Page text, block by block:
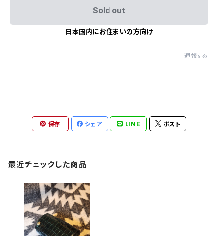
Sold out
日本国内にお住まいの方向け
通報する
保存 シェア LINE ポスト
最近チェックした商品